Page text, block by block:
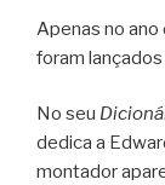
Apenas no
foram
No seu
dedica a
montador